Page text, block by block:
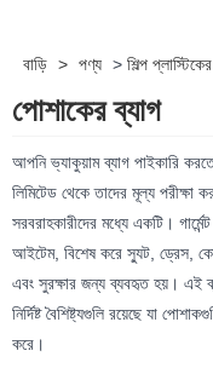
বাড়ি > পণ্য > শিল্প
পোশাকের ব্যাগ
আপনি ভ্যাকুয়াম ব্যাগ পাইকারি
লিমিটেড থেকে তাদের মূল্য পরীক্ষা
সরবরাহকারীদের মধ্যে একটি।
আইটেম, বিশেষ করে স্যুট, ড্রেস,
এবং সুরক্ষার জন্য ব্যবহৃত হয়। এই
নির্দিষ্ট বৈশিষ্ট্যগুলি রয়েছে যা
করে।